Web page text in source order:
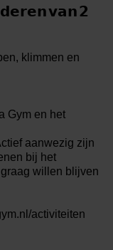
𝘃𝗮𝗻 𝟮
klimmen en
Gym en het
aanwezig zijn
bij het
willen blijven
activiteiten